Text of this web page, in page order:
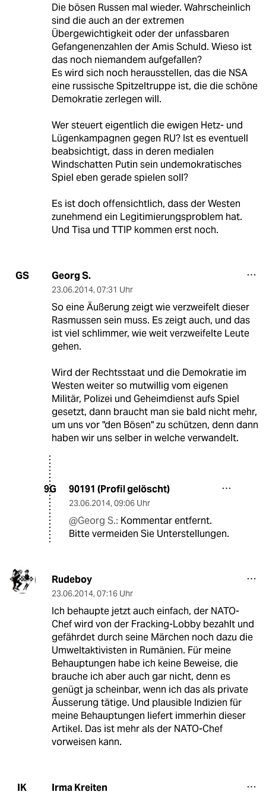
Die bösen Russen mal wieder. Wahrscheinlich
sind die auch an der extremen
Übergewichtigkeit oder der unfassbaren
Gefangenenzahlen der Amis Schuld. Wieso ist
das noch niemandem aufgefallen?
Es wird sich noch herausstellen, das die NSA
eine russische Spitzeltruppe ist, die die schöne
Demokratie zerlegen will.
Wer steuert eigentlich die ewigen Hetz- und
Lügenkampagnen gegen RU? Ist es eventuell
beabsichtigt, dass in deren medialen
Windschatten Putin sein undemokratisches
Spiel eben gerade spielen soll?
Es ist doch offensichtlich, dass der Westen
zunehmend ein Legitimierungsproblem hat.
Und Tisa und TTIP kommen erst noch.
GS Georg S.
23.06.2014, 07:31 Uhr
So eine Äußerung zeigt wie verzweifelt dieser
Rasmussen sein muss. Es zeigt auch, und das
ist viel schlimmer, wie weit verzweifelte Leute
gehen.
Wird der Rechtsstaat und die Demokratie im
Westen weiter so mutwillig vom eigenen
Militär, Polizei und Geheimdienst aufs Spiel
gesetzt, dann braucht man sie bald nicht mehr,
um uns vor "den Bösen" zu schützen, denn dann
haben wir uns selber in welche verwandelt.
9G 90191 (Profil gelöscht)
23.06.2014, 09:06 Uhr
@Georg S.: Kommentar entfernt.
Bitte vermeiden Sie Unterstellungen.
Rudeboy
23.06.2014, 07:16 Uhr
Ich behaupte jetzt auch einfach, der NATO-
Chef wird von der Fracking-Lobby bezahlt und
gefährdet durch seine Märchen noch dazu die
Umweltaktivisten in Rumänien. Für meine
Behauptungen habe ich keine Beweise, die
brauche ich aber auch gar nicht, denn es
genügt ja scheinbar, wenn ich das als private
Äusserung tätige. Und plausible Indizien für
meine Behauptungen liefert immerhin dieser
Artikel. Das ist mehr als der NATO-Chef
vorweisen kann.
IK Irma Kreiten